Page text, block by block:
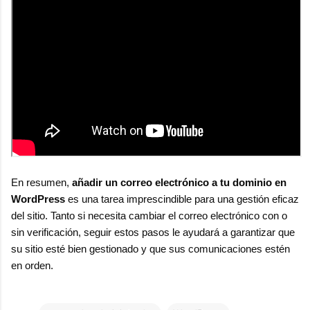
En resumen, añadir un correo electrónico a tu dominio en
WordPress es una tarea imprescindible para una gestión eficaz
del sitio. Tanto si necesita cambiar el correo electrónico con o
sin verificación, seguir estos pasos le ayudará a garantizar que
su sitio esté bien gestionado y que sus comunicaciones estén
en orden.